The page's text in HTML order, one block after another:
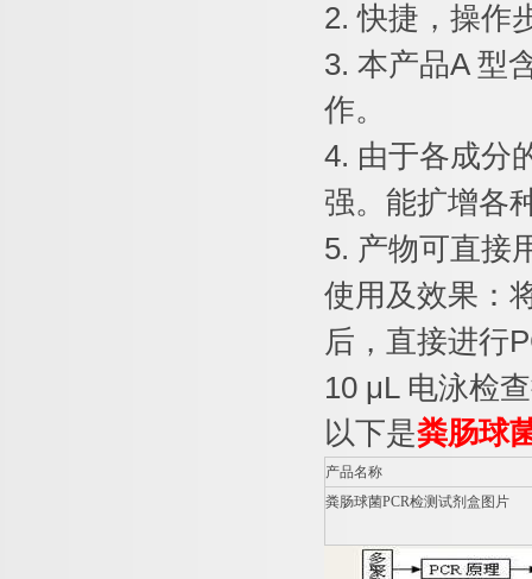
2.快捷，操作
3. 本产品A 型
作。
4. 由于各成分
强。能扩增各
5. 产物可直接
使用及效果：
后，直接进行
10 μL 电泳检
以下是粪肠球
产品名称
粪肠球菌PCR检测试剂盒图片